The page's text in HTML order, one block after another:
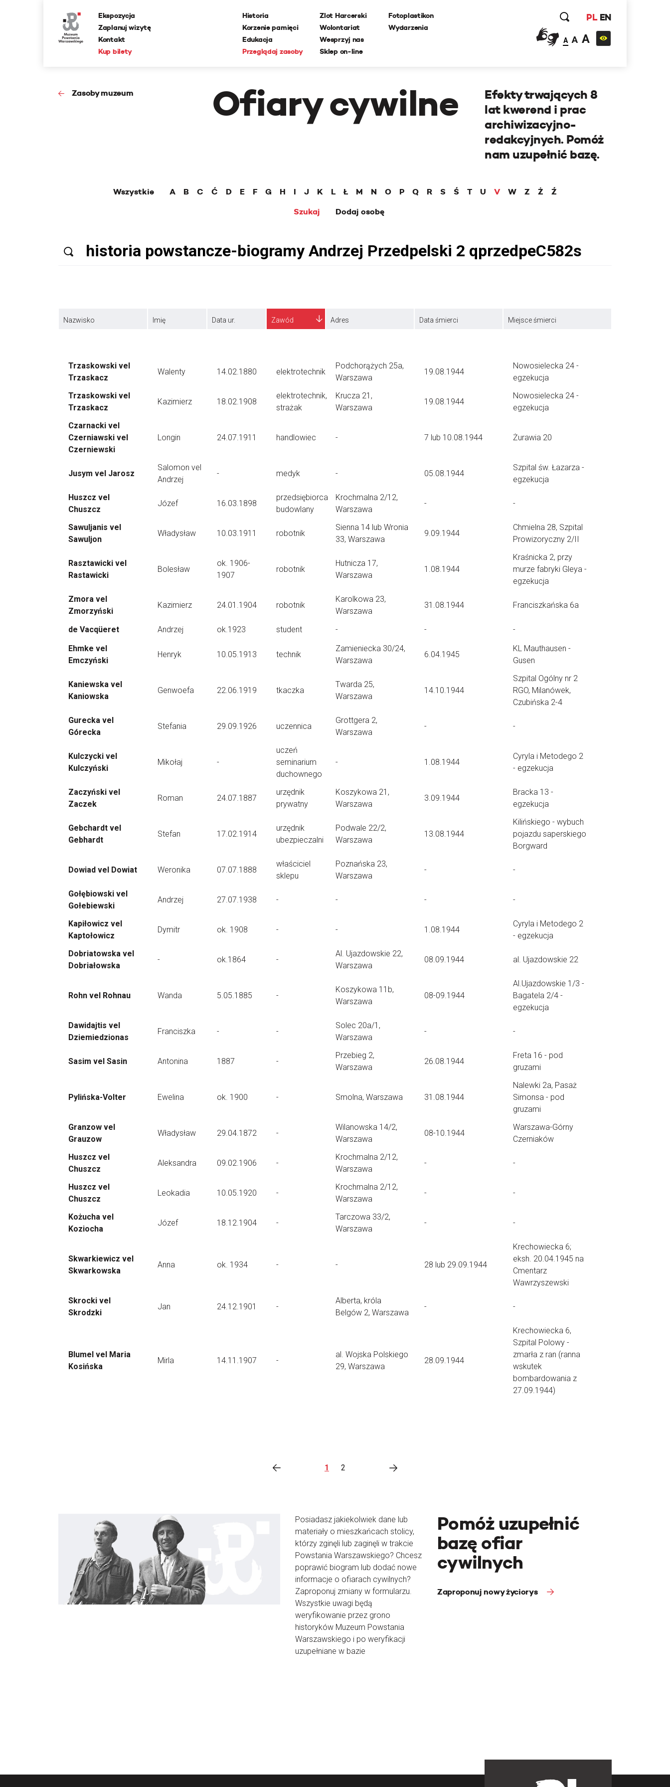
Ekspozycja
Zaplanuj wizytę
Kontakt
Kup bilety
Historia
Korzenie pamięci
Edukacja
Przeglądaj zasoby
Zlot Harcerski
Wolontariat
Wesprzyj nas
Sklep on-line
Fotoplastikon
Wydarzenia
PL EN
A A A
Zasoby muzeum Ofiary cywilne
Efekty trwających 8
lat kwerend i prac
archiwizacyjno-
redakcyjnych. Pomóż
nam uzupełnić bazę.
Wszystkie A B C Ć D E F G H I J K L Ł M N O P Q R S Ś T U V W Z Ż
Ź
Szukaj
Dodaj osobę
Nazwisko Imię Data ur. Zawód Adres Data śmierci Miejsce śmierci
Trzaskowski vel
Trzaskacz
Walenty 14.02.1880 elektrotechnik
Podchorążych 25a,
Warszawa
19.08.1944
Nowosielecka 24 -
egzekucja
Trzaskowski vel
Trzaskacz
Kazimierz 18.02.1908
elektrotechnik,
strażak
Krucza 21,
Warszawa
19.08.1944
Nowosielecka 24 -
egzekucja
Czarnacki vel
Czerniawski vel
Czerniewski
Longin 24.07.1911 handlowiec - 7 lub 10.08.1944 Żurawia 20
Jusym vel Jarosz
Salomon vel
Andrzej
- medyk - 05.08.1944
Szpital św. Łazarza -
egzekucja
Huszcz vel
Chuszcz
Józef 16.03.1898
przedsiębiorca
budowlany
Krochmalna 2/12,
Warszawa
- -
Sawuljanis vel
Sawuljon
Władysław 10.03.1911 robotnik
Sienna 14 lub Wronia
33, Warszawa
9.09.1944
Chmielna 28, Szpital
Prowizoryczny 2/II
Rasztawicki vel
Rastawicki
Bolesław
ok. 1906-
1907
robotnik
Hutnicza 17,
Warszawa
1.08.1944
Kraśnicka 2, przy
murze fabryki Gleya -
egzekucja
Zmora vel
Zmorzyński
Kazimierz 24.01.1904 robotnik
Karolkowa 23,
Warszawa
31.08.1944 Franciszkańska 6a
de Vacqüeret Andrzej ok.1923 student - -
-
Ehmke vel
Emczyński
Henryk 10.05.1913 technik
Zamieniecka 30/24,
Warszawa
6.04.1945
KL Mauthausen -
Gusen
Kaniewska vel
Kaniowska
Genwoefa 22.06.1919 tkaczka
Twarda 25,
Warszawa
14.10.1944
Szpital Ogólny nr 2
RGO, Milanówek,
Czubińska 2-4
Gurecka vel
Górecka
Stefania 29.09.1926 uczennica
Grottgera 2,
Warszawa
- -
Kulczycki vel
Kulczyński
Mikołaj -
uczeń
seminarium
duchownego
- 1.08.1944
Cyryla i Metodego 2
- egzekucja
Zaczyński vel
Zaczek
Roman 24.07.1887
urzędnik
prywatny
Koszykowa 21,
Warszawa
3.09.1944
Bracka 13 -
egzekucja
Gebchardt vel
Gebhardt
Stefan 17.02.1914
urzędnik
ubezpieczalni
Podwale 22/2,
Warszawa
13.08.1944
Kilińskiego - wybuch
pojazdu saperskiego
Borgward
Dowiad vel Dowiat Weronika 07.07.1888
właściciel
sklepu
Poznańska 23,
Warszawa
- -
Gołębiowski vel
Gołebiewski
Andrzej 27.07.1938 - - - -
Kapiłowicz vel
Kaptołowicz
Dymitr ok. 1908 - - 1.08.1944
Cyryla i Metodego 2
- egzekucja
Dobriatowska vel
Dobriałowska
- ok.1864 -
Al. Ujazdowskie 22,
Warszawa
08.09.1944 al. Ujazdowskie 22
Rohn vel Rohnau Wanda 5.05.1885 -
Koszykowa 11b,
Warszawa
08-09.1944
Al.Ujazdowskie 1/3 -
Bagatela 2/4 -
egzekucja
Dawidajtis vel
Dziemiedzionas
Franciszka - -
Solec 20a/1,
Warszawa
- -
Sasim vel Sasin Antonina 1887 -
Przebieg 2,
Warszawa
26.08.1944
Freta 16 - pod
gruzami
Pylińska-Volter Ewelina ok. 1900 - Smolna, Warszawa 31.08.1944
Nalewki 2a, Pasaż
Simonsa - pod
gruzami
Granzow vel
Grauzow
Władysław 29.04.1872 -
Wilanowska 14/2,
Warszawa
08-10.1944
Warszawa-Górny
Czerniaków
Huszcz vel
Chuszcz
Aleksandra 09.02.1906 -
Krochmalna 2/12,
Warszawa
- -
Huszcz vel
Chuszcz
Leokadia 10.05.1920 -
Krochmalna 2/12,
Warszawa
- -
Kożucha vel
Koziocha
Józef 18.12.1904 -
Tarczowa 33/2,
Warszawa
- -
Skwarkiewicz vel
Skwarkowska
Anna ok. 1934 - - 28 lub 29.09.1944
Krechowiecka 6;
eksh. 20.04.1945 na
Cmentarz
Wawrzyszewski
Skrocki vel
Skrodzki
Jan 24.12.1901 -
Alberta, króla
Belgów 2, Warszawa
- -
Blumel vel Maria
Kosińska
Mirla 14.11.1907 -
al. Wojska Polskiego
29, Warszawa
28.09.1944
Krechowiecka 6,
Szpital Polowy -
zmarła z ran (ranna
wskutek
bombardowania z
27.09.1944)
1 2
Posiadasz jakiekolwiek dane lub
materiały o mieszkańcach stolicy,
którzy zginęli lub zaginęli w trakcie
Powstania Warszawskiego? Chcesz
poprawić biogram lub dodać nowe
informacje o ofiarach cywilnych?
Zaproponuj zmiany w formularzu.
Wszystkie uwagi będą
weryfikowanie przez grono
historyków Muzeum Powstania
Warszawskiego i po weryfikacji
uzupełniane w bazie
Pomóż uzupełnić
bazę ofiar
cywilnych
Zaproponuj nowy życiorys